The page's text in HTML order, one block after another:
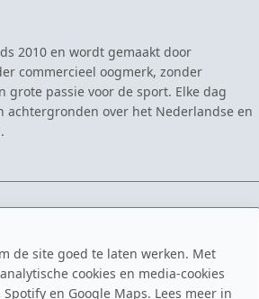
de site goed te laten werken. Met
cookies en media-cookies
en Google Maps. Lees meer in
2010 en wordt gemaakt door
commercieel oogmerk, zonder
grote passie voor de sport. Elke dag
achtergronden over het Nederlandse en
Eredivisie
NK Badminton
Dutch Open